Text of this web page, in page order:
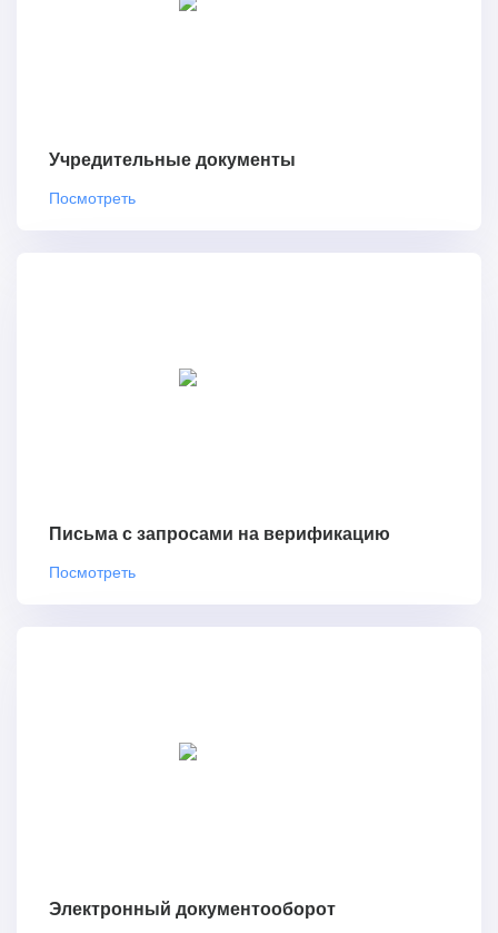
Учредительные документы
Посмотреть
Письма с запросами на верификацию
Посмотреть
Электронный документооборот